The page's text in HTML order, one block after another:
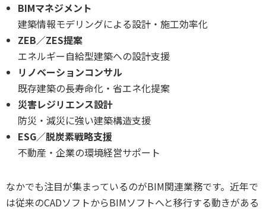
BIMマネジメント
建築情報モデリングによる設計・施工効率化
ZEB／ZES提案
エネルギー自給型建築への設計支援
リノベーションコンサル
既存建築の長寿命化・省エネ化提案
災害レジリエンス設計
防災・減災に強い建築構造支援
ESG／脱炭素戦略支援
不動産・企業の環境経営サポート
なかでも注目が集まっているのがBIM関連業務です。近年で
は従来のCADソフトからBIMソフトへと移行する動きがある